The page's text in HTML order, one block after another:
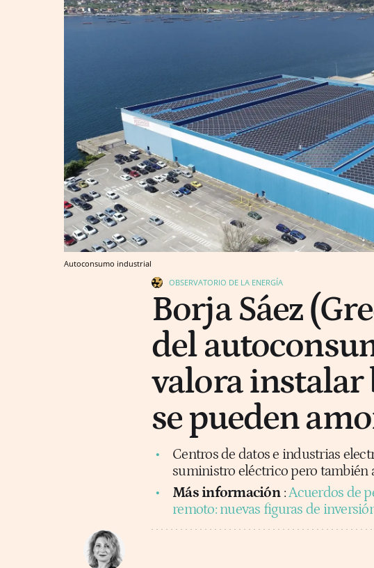
Autoconsumo industrial
OBSERVATORIO DE LA ENERGÍA
Borja Sáez
del
valora instalar
se pueden
Centros de datos e industrias
suministro eléctrico pero también
Más información :Acuerdos de
remoto: nuevas figuras de